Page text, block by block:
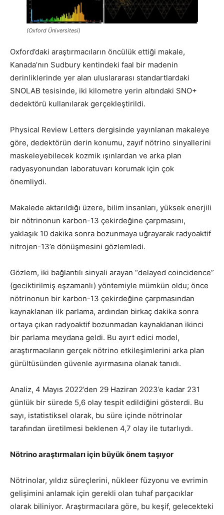
(Oxford Üniversitesi)
Oxford’daki araştırmacıların öncülük ettiği makale,
Kanada’nın Sudbury kentindeki faal bir madenin
derinliklerinde yer alan uluslararası standartlardaki
SNOLAB tesisinde, iki kilometre yerin altındaki SNO+
dedektörü kullanılarak gerçekleştirildi.
Physical Review Letters dergisinde yayınlanan makaleye
göre, dedektörün derin konumu, zayıf nötrino sinyallerini
maskeleyebilecek kozmik ışınlardan ve arka plan
radyasyonundan laboratuvarı korumak için çok
önemliydi.
Makalede aktarıldığı üzere, bilim insanları, yüksek enerjili
bir nötrinonun karbon-13 çekirdeğine çarpmasını,
yaklaşık 10 dakika sonra bozunmaya uğrayarak radyoaktif
nitrojen-13’e dönüşmesini gözlemledi.
Gözlem, iki bağlantılı sinyali arayan “delayed coincidence”
(geciktirilmiş eşzamanlı) yöntemiyle mümkün oldu; önce
nötrinonun bir karbon-13 çekirdeğine çarpmasından
kaynaklanan ilk parlama, ardından birkaç dakika sonra
ortaya çıkan radyoaktif bozunmadan kaynaklanan ikinci
bir parlama meydana geldi. Bu ayırt edici model,
araştırmacıların gerçek nötrino etkileşimlerini arka plan
gürültüsünden güvenle ayırmasına olanak tanıdı.
Analiz, 4 Mayıs 2022’den 29 Haziran 2023’e kadar 231
günlük bir sürede 5,6 olay tespit edildiğini gösterdi. Bu
sayı, istatistiksel olarak, bu süre içinde nötrinolar
tarafından üretilmesi beklenen 4,7 olay ile tutarlıydı.
Nötrino araştırmaları için büyük önem taşıyor
Nötrinolar, yıldız süreçlerini, nükleer füzyonu ve evrimin
gelişimini anlamak için gerekli olan tuhaf parçacıklar
olarak biliniyor. Araştırmacılara göre, bu keşif, gelecekteki